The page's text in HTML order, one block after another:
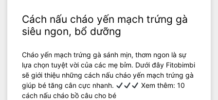
Cách nấu cháo yến mạch trứng gà
siêu ngon, bổ dưỡng
Cháo yến mạch trứng gà sánh mịn, thơm ngon là sự
lựa chọn tuyệt vời của các mẹ bỉm. Dưới đây Fitobimbi
sẽ giới thiệu những cách nấu cháo yến mạch trứng gà
giúp bé tăng cân cực nhanh.
Xem thêm: 10
cách nấu cháo bồ câu cho bé